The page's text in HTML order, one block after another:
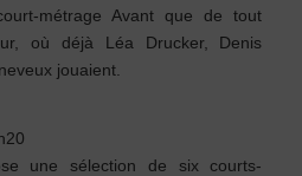
métrage Avant que de tout
où déjà Léa Drucker, Denis
jouaient.
une sélection de six courts-